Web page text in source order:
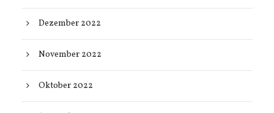
Dezember 2022
November 2022
Oktober 2022